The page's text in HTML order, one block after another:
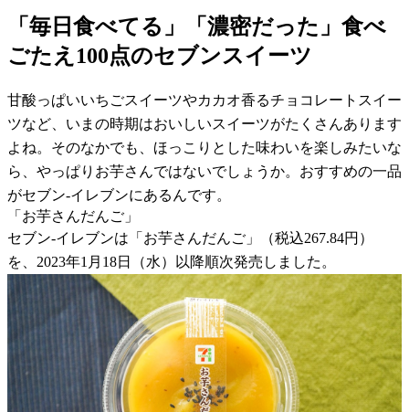
「毎日食べてる」「濃密だった」食べ
ごたえ100点のセブンスイーツ
甘酸っぱいいちごスイーツやカカオ香るチョコレートスイー
ツなど、いまの時期はおいしいスイーツがたくさんあります
よね。そのなかでも、ほっこりとした味わいを楽しみたいな
ら、やっぱりお芋さんではないでしょうか。おすすめの一品
がセブン-イレブンにあるんです。
「お芋さんだんご」
セブン-イレブンは「お芋さんだんご」（税込267.84円）
を、2023年1月18日（水）以降順次発売しました。